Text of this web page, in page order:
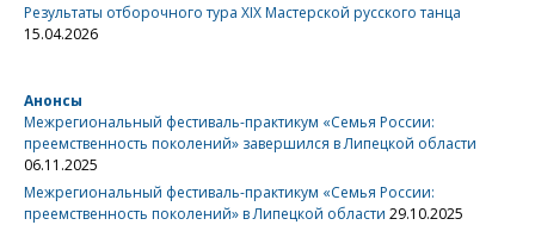
Результаты отборочного тура XIX Мастерской русского танца
15.04.2026
Анонсы
Межрегиональный фестиваль-практикум «Семья России:
преемственность поколений» завершился в Липецкой области
06.11.2025
Межрегиональный фестиваль-практикум «Семья России:
преемственность поколений» в Липецкой области 29.10.2025